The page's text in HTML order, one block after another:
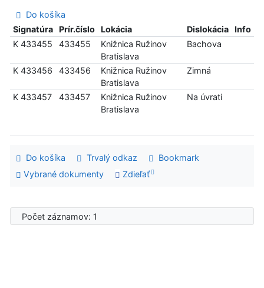
Do košíka
Signatúra
Prír.číslo Lokácia Dislokácia
Info
K 433455
433455
Knižnica Ružinov
Bratislava
Bachova
K 433456 433456
Knižnica Ružinov
Bratislava
Zimná
K 433457 433457
Knižnica Ružinov
Bratislava
Na úvrati
Do košíka Trvalý odkaz
Bookmark
Vybrané dokumenty
Zdieľať
Počet záznamov: 1